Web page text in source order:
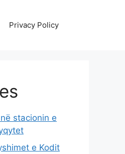
Privacy Policy
stacionin e
e Kodit